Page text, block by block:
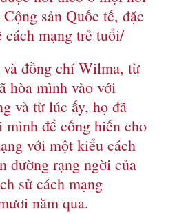
sản Quốc tế, đặc
cách mạng trẻ tuổi/
đồng chí Wilma, từ
hòa mình vào với
và từ lúc ấy, họ đã
mình để cống hiến cho
với một kiểu cách
đường rạng ngời của
sử cách mạng
năm qua.